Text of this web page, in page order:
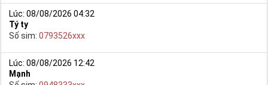
mạng, đầu số, phân loại,… để lọc ra những yêu cầu của bạn, giúp
bạn tìm sim nhanh nhất.
các thông tin cá nhân của bạn.
+ Bước 5: Sau khi nhận được đơn đặt hàng của bạn, nhân viên sẽ
Lúc: 08/08/2026 04:32
Tý ty
Số sim: 0793526xxx
Lúc: 08/08/2026 12:42
Mạnh